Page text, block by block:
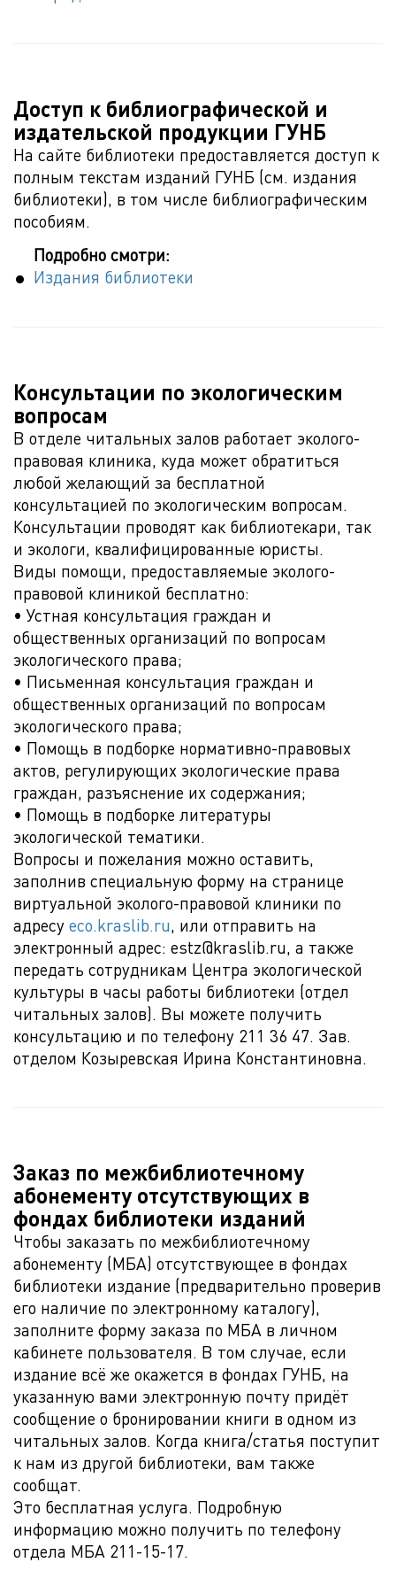
Доступ к библиографической и
издательской продукции ГУНБ
На сайте библиотеки предоставляется доступ к
полным текстам изданий ГУНБ (см. издания
библиотеки), в том числе библиографическим
пособиям.
Подробно смотри:
Издания библиотеки
Консультации по экологическим
вопросам
В отделе читальных залов работает эколого-
правовая клиника, куда может обратиться
любой желающий за бесплатной
консультацией по экологическим вопросам.
Консультации проводят как библиотекари, так
и экологи, квалифицированные юристы.
Виды помощи, предоставляемые эколого-
правовой клиникой бесплатно:
• Устная консультация граждан и
общественных организаций по вопросам
экологического права;
• Письменная консультация граждан и
общественных организаций по вопросам
экологического права;
• Помощь в подборке нормативно-правовых
актов, регулирующих экологические права
граждан, разъяснение их содержания;
• Помощь в подборке литературы
экологической тематики.
Вопросы и пожелания можно оставить,
заполнив специальную форму на странице
виртуальной эколого-правовой клиники по
адресу eco.kraslib.ru, или отправить на
электронный адрес: estz@kraslib.ru, а также
передать сотрудникам Центра экологической
культуры в часы работы библиотеки (отдел
читальных залов). Вы можете получить
консультацию и по телефону 211 36 47. Зав.
отделом Козыревская Ирина Константиновна.
Заказ по межбиблиотечному
абонементу отсутствующих в
фондах библиотеки изданий
Чтобы заказать по межбиблиотечному
абонементу (МБА) отсутствующее в фондах
библиотеки издание (предварительно проверив
его наличие по электронному каталогу),
заполните форму заказа по МБА в личном
кабинете пользователя. В том случае, если
издание всё же окажется в фондах ГУНБ, на
указанную вами электронную почту придёт
сообщение о бронировании книги в одном из
читальных залов. Когда книга/статья поступит
к нам из другой библиотеки, вам также
сообщат.
Это бесплатная услуга. Подробную
информацию можно получить по телефону
отдела МБА 211-15-17.